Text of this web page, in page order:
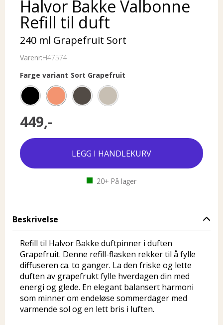
Halvor Bakke Valbonne
Refill til duft
240 ml Grapefruit Sort
Varenr:H47574
Farge variant Sort Grapefruit
449,-
20+ På lager
Beskrivelse
Refill til Halvor Bakke duftpinner i duften
Grapefruit. Denne refill-flasken rekker til å fylle
diffuseren ca. to ganger. La den friske og lette
duften av grapefrukt fylle hverdagen din med
energi og glede. En elegant balansert harmoni
som minner om endeløse sommerdager med
varmende sol og en lett bris i luften.